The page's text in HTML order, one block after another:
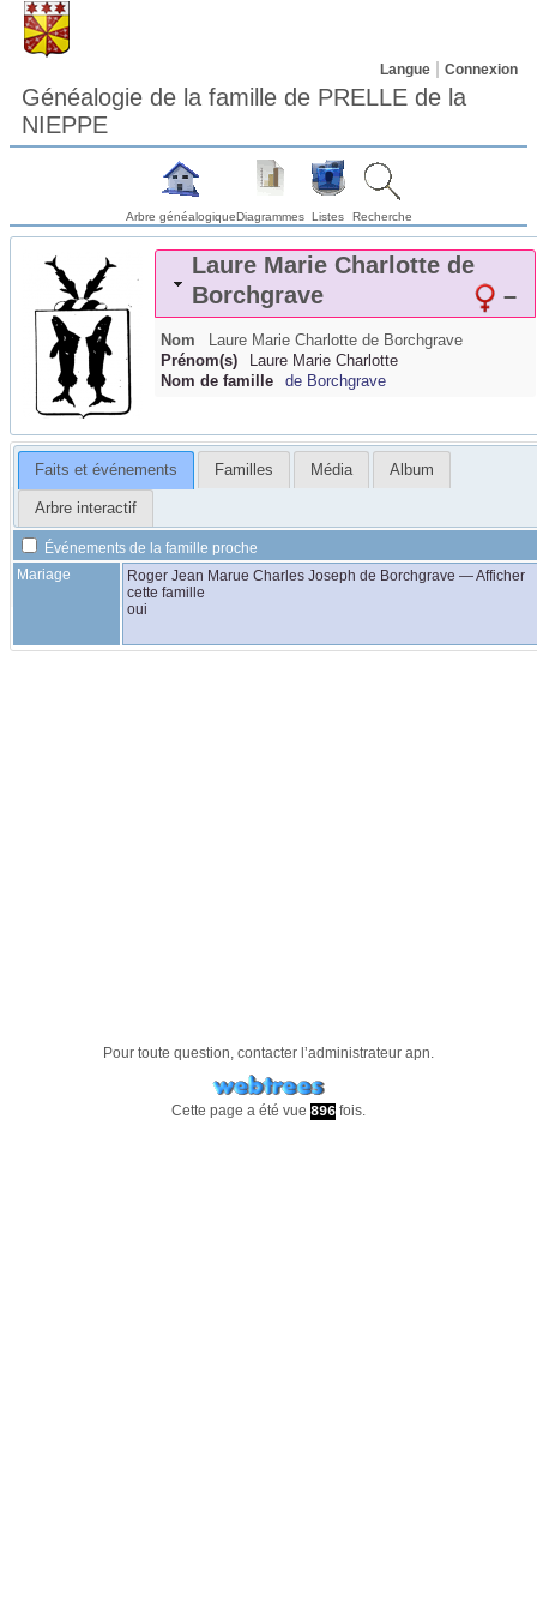
Langue Connexion
Généalogie de la famille de PRELLE de la
NIEPPE
Arbre généalogiqueDiagrammes Listes Recherche
Laure Marie Charlotte de
Borchgrave
–
Nom Laure Marie Charlotte de Borchgrave
Prénom(s)
Laure Marie Charlotte
Nom de famille
de Borchgrave
Faits et événements Familles Média Album
Arbre interactif
Événements de la famille proche
Mariage
Roger Jean Marue Charles Joseph de Borchgrave —Afficher
cette famille
oui
Pour toute question, contacter l’administrateur apn.
Cette page a été vue 896 fois.